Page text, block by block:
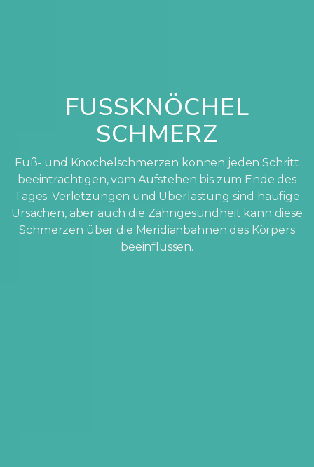
FUSSKNÖCHEL
SCHMERZ
Fuß- und Knöchelschmerzen können jeden Schritt
beeinträchtigen, vom Aufstehen bis zum Ende des
Tages. Verletzungen und Überlastung sind häufige
Ursachen, aber auch die Zahngesundheit kann diese
Schmerzen über die Meridianbahnen des Körpers
beeinflussen.